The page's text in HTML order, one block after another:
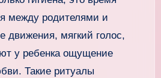
между родителями и
мягкий голос,
у ребенка ощущение
Такие ритуалы